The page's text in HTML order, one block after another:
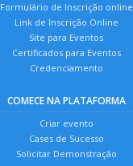
Formulário de Inscrição online
Link de Inscrição Online
Site para Eventos
Certificados para Eventos
Credenciamento
COMECE NA PLATAFORMA
Criar evento
Cases de Sucesso
Solicitar Demonstração